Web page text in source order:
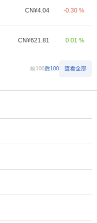
CN¥4.04 -0.30 %
CN¥621.81 0.01 %
前100后100 查看全部